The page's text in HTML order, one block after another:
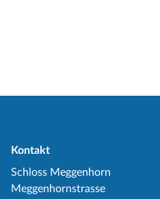
Kontakt
Schloss Meggenhorn
Meggenhornstrasse